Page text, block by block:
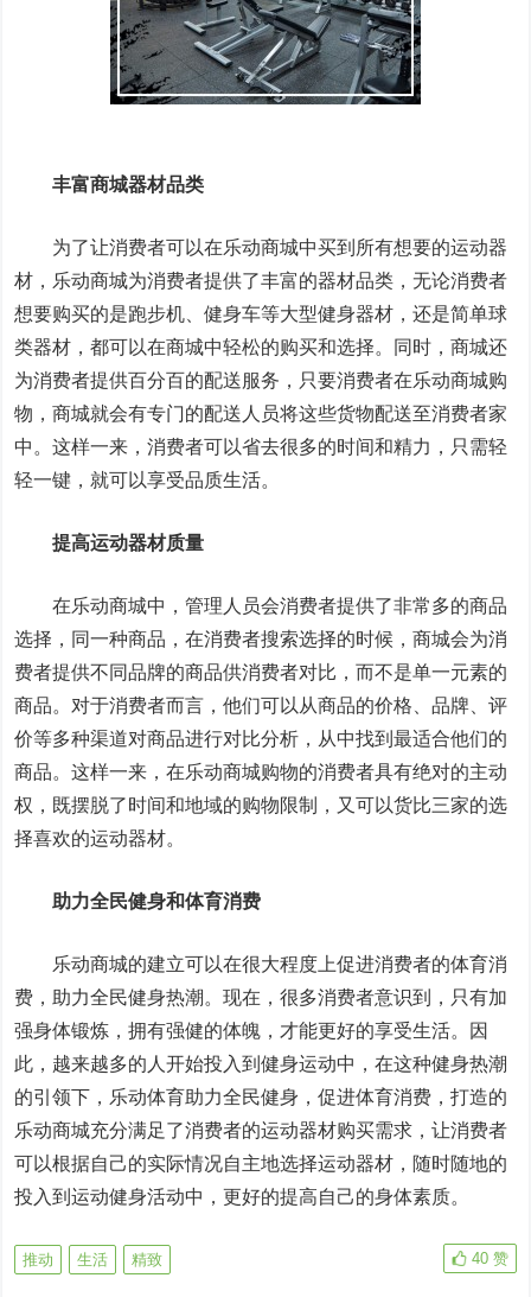
丰富商城器材品类
为了让消费者可以在乐动商城中买到所有想要的运动器
材，乐动商城为消费者提供了丰富的器材品类，无论消费者
想要购买的是跑步机、健身车等大型健身器材，还是简单球
类器材，都可以在商城中轻松的购买和选择。同时，商城还
为消费者提供百分百的配送服务，只要消费者在乐动商城购
物，商城就会有专门的配送人员将这些货物配送至消费者家
中。这样一来，消费者可以省去很多的时间和精力，只需轻
轻一键，就可以享受品质生活。
提高运动器材质量
在乐动商城中，管理人员会消费者提供了非常多的商品
选择，同一种商品，在消费者搜索选择的时候，商城会为消
费者提供不同品牌的商品供消费者对比，而不是单一元素的
商品。对于消费者而言，他们可以从商品的价格、品牌、评
价等多种渠道对商品进行对比分析，从中找到最适合他们的
商品。这样一来，在乐动商城购物的消费者具有绝对的主动
权，既摆脱了时间和地域的购物限制，又可以货比三家的选
择喜欢的运动器材。
助力全民健身和体育消费
乐动商城的建立可以在很大程度上促进消费者的体育消
费，助力全民健身热潮。现在，很多消费者意识到，只有加
强身体锻炼，拥有强健的体魄，才能更好的享受生活。因
此，越来越多的人开始投入到健身运动中，在这种健身热潮
的引领下，乐动体育助力全民健身，促进体育消费，打造的
乐动商城充分满足了消费者的运动器材购买需求，让消费者
可以根据自己的实际情况自主地选择运动器材，随时随地的
投入到运动健身活动中，更好的提高自己的身体素质。
推动 生活 精致 40 赞